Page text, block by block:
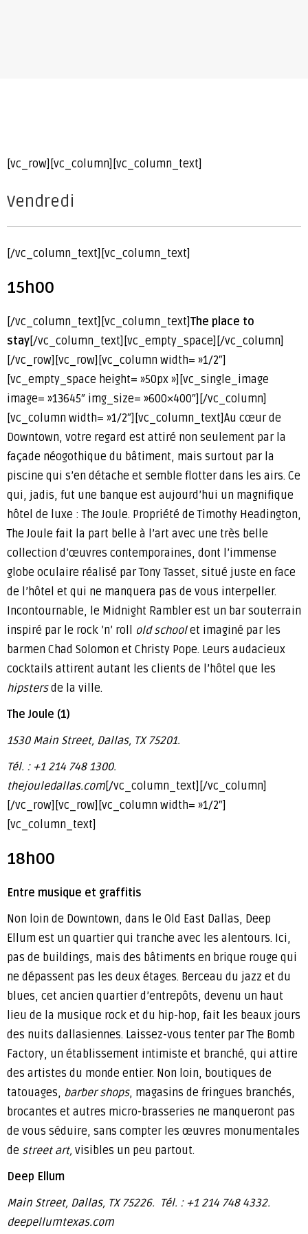
[vc_row][vc_column][vc_column_text]
Vendredi
[/vc_column_text][vc_column_text]
15h00
[/vc_column_text][vc_column_text]The place to
stay[/vc_column_text][vc_empty_space][/vc_column]
[/vc_row][vc_row][vc_column width= »1/2″]
[vc_empty_space height= »50px »][vc_single_image
image= »13645″ img_size= »600×400″][/vc_column]
[vc_column width= »1/2″][vc_column_text]Au cœur de
Downtown, votre regard est attiré non seulement par la
façade néogothique du bâtiment, mais surtout par la
piscine qui s’en détache et semble flotter dans les airs. Ce
qui, jadis, fut une banque est aujourd’hui un magnifique
hôtel de luxe : The Joule. Propriété de Timothy Headington,
The Joule fait la part belle à l’art avec une très belle
collection d’œuvres contemporaines, dont l’immense
globe oculaire réalisé par Tony Tasset, situé juste en face
de l’hôtel et qui ne manquera pas de vous interpeller.
Incontournable, le Midnight Rambler est un bar souterrain
inspiré par le rock ’n’ roll old schoolet imaginé par les
barmen Chad Solomon et Christy Pope. Leurs audacieux
cocktails attirent autant les clients de l’hôtel que les
hipstersde la ville.
The Joule (1)
1530 Main Street, Dallas, TX 75201.
Tél. : +1 214 748 1300.
thejouledallas.com[/vc_column_text][/vc_column]
[/vc_row][vc_row][vc_column width= »1/2″]
[vc_column_text]
18h00
Entre musique et graffitis
Non loin de Downtown, dans le Old East Dallas, Deep
Ellum est un quartier qui tranche avec les alentours. Ici,
pas de buildings, mais des bâtiments en brique rouge qui
ne dépassent pas les deux étages. Berceau du jazz et du
blues, cet ancien quartier d’entrepôts, devenu un haut
lieu de la musique rock et du hip-hop, fait les beaux jours
des nuits dallasiennes. Laissez-vous tenter par The Bomb
Factory, un établissement intimiste et branché, qui attire
des artistes du monde entier. Non loin, boutiques de
tatouages, barber shops, magasins de fringues branchés,
brocantes et autres micro-brasseries ne manqueront pas
de vous séduire, sans compter les œuvres monumentales
de street art, visibles un peu partout.
Deep Ellum
Main Street, Dallas, TX 75226. Tél. : +1 214 748 4332.
deepellumtexas.com